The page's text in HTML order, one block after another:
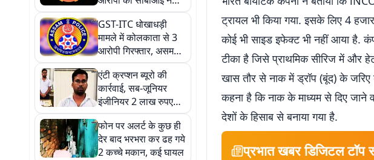
गुवाहाटी से किया
गिरफ्तार, 50 हजार का था
इनाम
GST-ITC धोखाधड़ी
मामले में कोलकाता से 3
आरोपी गिरफ्तार, असम
STF ने कोलकाता ने की
कार्रवाई
एंटी क्रप्शन ब्यूरो की
कार्रवाई, सब-जूनियर
इंजीनियर 2 लाख रुपए
रिश्वत लेते अरेस्ट
फोन पर अलर्ट के कुछ ही
देर बाद भरभरा कर ढह गये
2 कच्चे मकान, कई घायल
ट्रायल भी किया गया. इसके लिए 4
कोई भी साइड इफेक्ट भी नहीं आया है.
टीका है जिसे प्राथमिक सीरिज में और
खास तौर से नाक में ड्रॉप (बूंद) के जरिए
कहना है कि नाक के माध्यम से दिए
देशों के हिसाब से बनाया गया है.
प्रभात खबर डिजिटल टॉप